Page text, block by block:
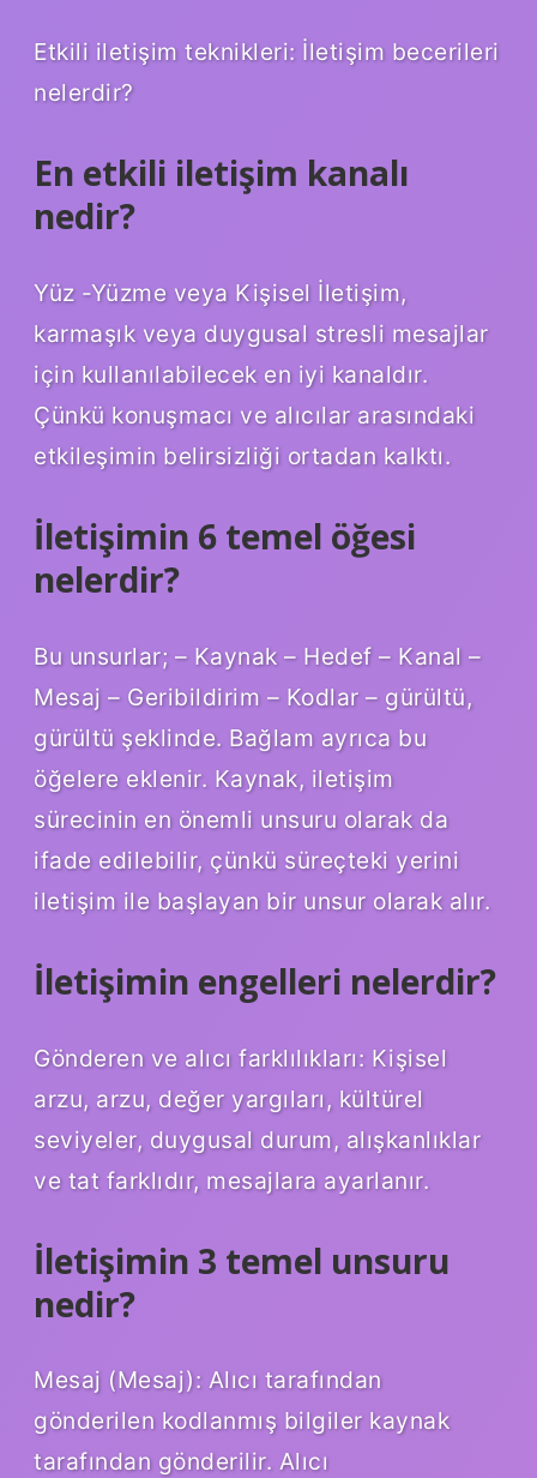
Etkili iletişim teknikleri: İletişim becerileri
nelerdir?
En etkili iletişim kanalı
nedir?
Yüz -Yüzme veya Kişisel İletişim,
karmaşık veya duygusal stresli mesajlar
için kullanılabilecek en iyi kanaldır.
Çünkü konuşmacı ve alıcılar arasındaki
etkileşimin belirsizliği ortadan kalktı.
İletişimin 6 temel öğesi
nelerdir?
Bu unsurlar; – Kaynak – Hedef – Kanal –
Mesaj – Geribildirim – Kodlar – gürültü,
gürültü şeklinde. Bağlam ayrıca bu
öğelere eklenir. Kaynak, iletişim
sürecinin en önemli unsuru olarak da
ifade edilebilir, çünkü süreçteki yerini
iletişim ile başlayan bir unsur olarak alır.
İletişimin engelleri nelerdir?
Gönderen ve alıcı farklılıkları: Kişisel
arzu, arzu, değer yargıları, kültürel
seviyeler, duygusal durum, alışkanlıklar
ve tat farklıdır, mesajlara ayarlanır.
İletişimin 3 temel unsuru
nedir?
Mesaj (Mesaj): Alıcı tarafından
gönderilen kodlanmış bilgiler kaynak
tarafından gönderilir. Alıcı